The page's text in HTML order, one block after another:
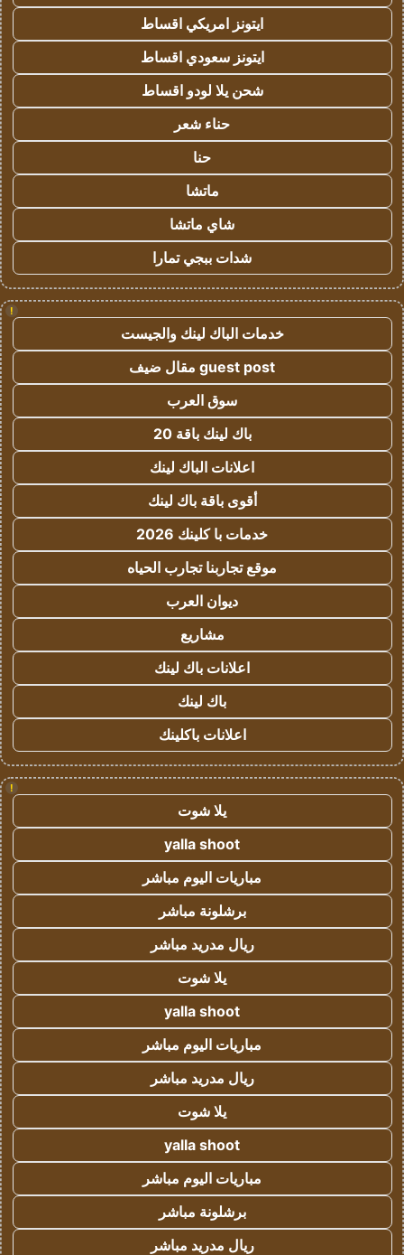
ايتونز امريكي اقساط
ايتونز سعودي اقساط
شحن يلا لودو اقساط
حناء شعر
حنا
ماتشا
شاي ماتشا
شدات ببجي تمارا
!
خدمات الباك لينك والجيست
guest post مقال ضيف
سوق العرب
باك لينك باقة 20
اعلانات الباك لينك
أقوى باقة باك لينك
خدمات با كلينك 2026
موقع تجاربنا تجارب الحياه
ديوان العرب
مشاريع
اعلانات باك لينك
باك لينك
اعلانات باكلينك
!
يلا شوت
yalla shoot
مباريات اليوم مباشر
برشلونة مباشر
ريال مدريد مباشر
يلا شوت
yalla shoot
مباريات اليوم مباشر
ريال مدريد مباشر
يلا شوت
yalla shoot
مباريات اليوم مباشر
برشلونة مباشر
ريال مدريد مباشر